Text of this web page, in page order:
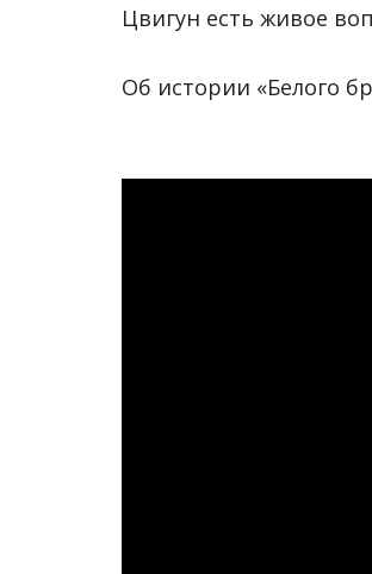
Цвигун есть живое
Об истории «Белого